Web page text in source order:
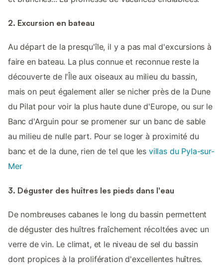
2. Excursion en bateau
Au départ de la presqu'île, il y a pas mal d'excursions à
faire en bateau. La plus connue et reconnue reste la
découverte de l'Île aux oiseaux au milieu du bassin,
mais on peut également aller se nicher près de la Dune
du Pilat pour voir la plus haute dune d'Europe, ou sur le
Banc d'Arguin pour se promener sur un banc de sable
au milieu de nulle part. Pour se loger à proximité du
banc et de la dune, rien de tel que les villas du Pyla-sur-
Mer
3. Déguster des huîtres les pieds dans l'eau
De nombreuses cabanes le long du bassin permettent
de déguster des huîtres fraîchement récoltées avec un
verre de vin. Le climat, et le niveau de sel du bassin
dont propices à la prolifération d'excellentes huîtres.